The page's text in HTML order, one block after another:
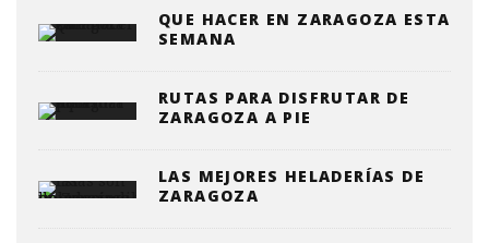
QUE HACER EN ZARAGOZA ESTA
SEMANA
RUTAS PARA DISFRUTAR DE
ZARAGOZA A PIE
LAS MEJORES HELADERÍAS DE
ZARAGOZA